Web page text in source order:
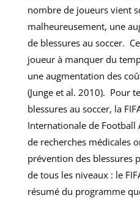
nombre de joueurs vient
malheureusement, une
de blessures au soccer.
joueur à manquer du
une augmentation des
(Junge et al. 2010). Pour
blessures au soccer, la
Internationale de Football
de recherches médicales
prévention des blessures
de tous les niveaux : le
résumé du programme